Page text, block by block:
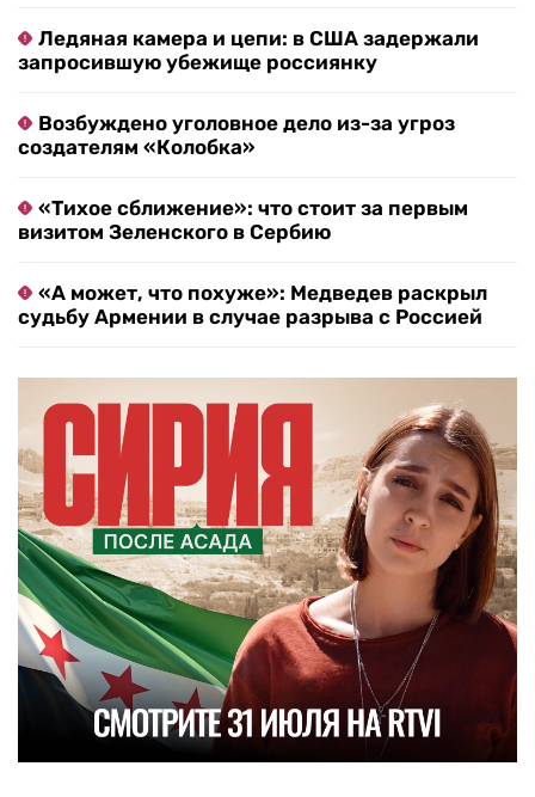
Ледяная камера и цепи: в США задержали
запросившую убежище россиянку
Возбуждено уголовное дело из-за угроз
создателям «Колобка»
«Тихое сближение»: что стоит за первым
визитом Зеленского в Сербию
«А может, что похуже»: Медведев раскрыл
судьбу Армении в случае разрыва с Россией